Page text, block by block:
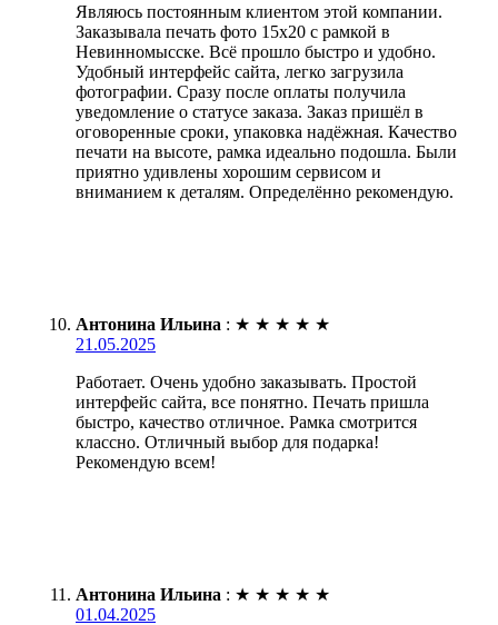
Являюсь постоянным клиентом этой компании.
Заказывала печать фото 15х20 с рамкой в
Невинномысске. Всё прошло быстро и удобно.
Удобный интерфейс сайта, легко загрузила
фотографии. Сразу после оплаты получила
уведомление о статусе заказа. Заказ пришёл в
оговоренные сроки, упаковка надёжная. Качество
печати на высоте, рамка идеально подошла. Были
приятно удивлены хорошим сервисом и
вниманием к деталям. Определённо рекомендую.
Антонина Ильина : ★ ★ ★ ★ ★
21.05.2025
Работает. Очень удобно заказывать. Простой
интерфейс сайта, все понятно. Печать пришла
быстро, качество отличное. Рамка смотрится
классно. Отличный выбор для подарка!
Рекомендую всем!
Антонина Ильина : ★ ★ ★ ★ ★
01.04.2025